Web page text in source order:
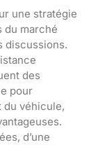
une stratégie
du marché
discussions.
des
pour
du véhicule,
d’une